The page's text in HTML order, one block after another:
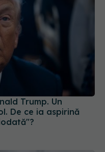
De ce ia aspirină